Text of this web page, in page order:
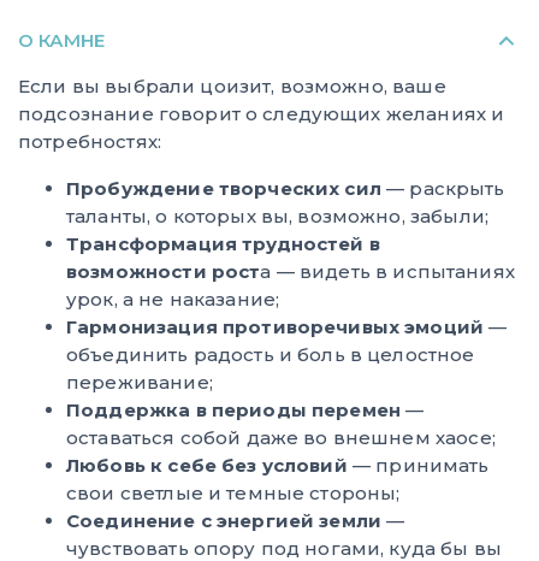
О КАМНЕ
Если вы выбрали цоизит, возможно, ваше
подсознание говорит о следующих желаниях и
потребностях:
Пробуждение творческих сил — раскрыть
таланты, о которых вы, возможно, забыли;
Трансформация трудностей в
возможности роста — видеть в испытаниях
урок, а не наказание;
Гармонизация противоречивых эмоций —
объединить радость и боль в целостное
переживание;
Поддержка в периоды перемен —
оставаться собой даже во внешнем хаосе;
Любовь к себе без условий — принимать
свои светлые и темные стороны;
Соединение с энергией земли —
чувствовать опору под ногами, куда бы вы